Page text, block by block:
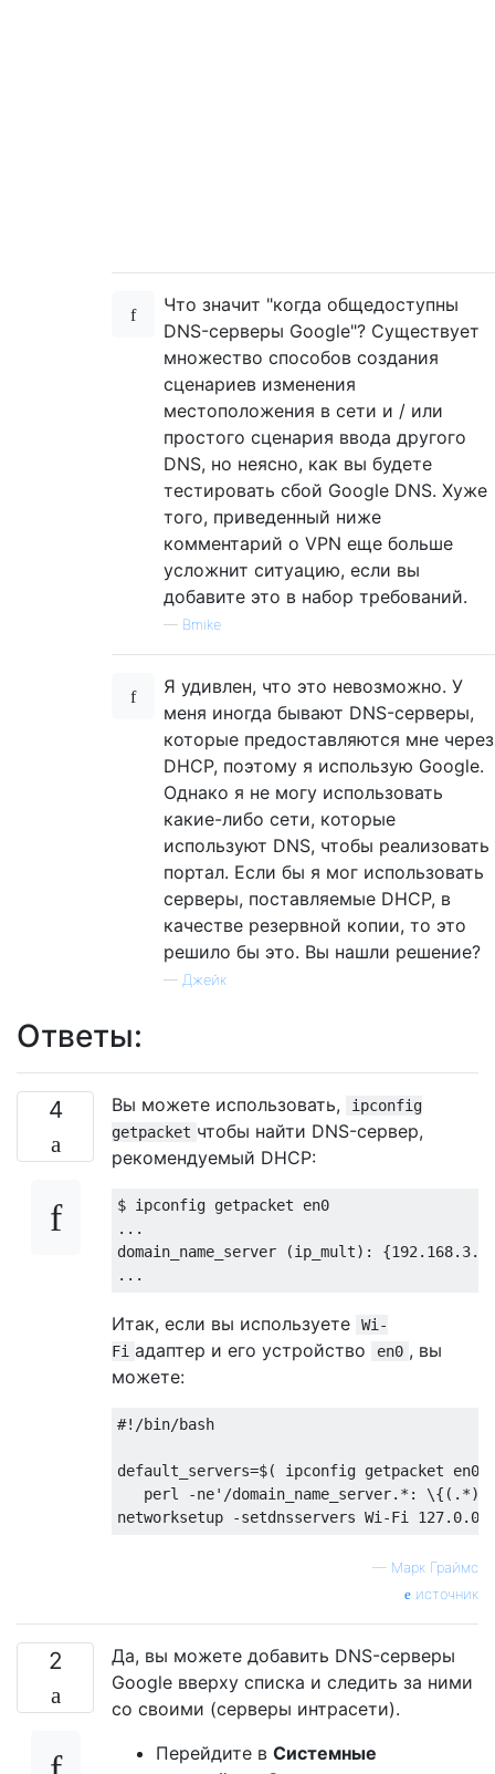
Что значит "когда общедоступны
DNS-серверы Google"? Существует
множество способов создания
сценариев изменения
местоположения в сети и / или
простого сценария ввода другого
DNS, но неясно, как вы будете
тестировать сбой Google DNS. Хуже
того, приведенный ниже
комментарий о VPN еще больше
усложнит ситуацию, если вы
добавите это в набор требований.
— Bmike
Я удивлен, что это невозможно. У
меня иногда бывают DNS-серверы,
которые предоставляются мне через
DHCP, поэтому я использую Google.
Однако я не могу использовать
какие-либо сети, которые
используют DNS, чтобы реализовать
портал. Если бы я мог использовать
серверы, поставляемые DHCP, в
качестве резервной копии, то это
решило бы это. Вы нашли решение?
— Джейк
Ответы:
4 Вы можете использовать,
ipconfig
getpacket чтобы найти DNS-сервер,
рекомендуемый DHCP:
$ ipconfig getpacket en0
...
domain_name_server (ip_mult):
Итак, если вы используете
Wi-
Fi адаптер и его устройство en0 , вы
можете:
#!/bin/bash
default_servers=$( ipconfig getpacket
perl -ne'/domain_name_server.*:
— Марк Граймс
источник
2
Да, вы можете добавить DNS-серверы
Google вверху списка и следить за ними
со своими (серверы интрасети).
Перейдите в Системные